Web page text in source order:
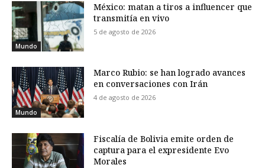
Mundo
México: matan a tiros a influencer que
transmitía en vivo
5 de agosto de 2026
Mundo
Marco Rubio: se han logrado avances
en conversaciones con Irán
4 de agosto de 2026
Fiscalía de Bolivia emite orden de
captura para el expresidente Evo
Morales